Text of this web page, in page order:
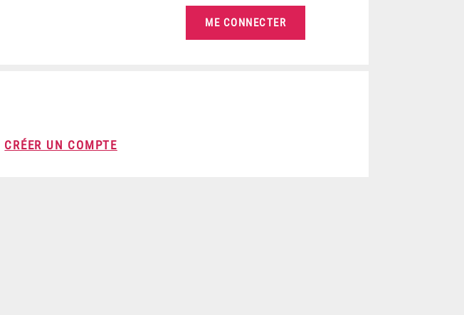
CRÉER UN COMPTE